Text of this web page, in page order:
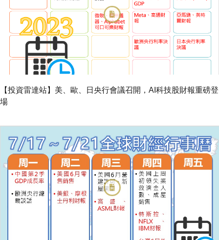
【投資雷達站】美、歐、日央行會議召開，AI科技股財報重磅登
場